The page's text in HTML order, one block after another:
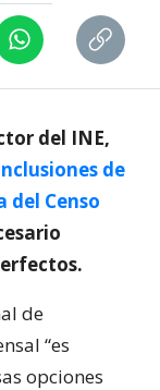
del INE,
de
del Censo
de
“es
opciones